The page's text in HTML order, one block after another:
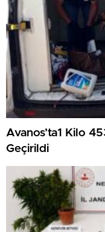
Avanos’ta1 Kilo
Geçirildi